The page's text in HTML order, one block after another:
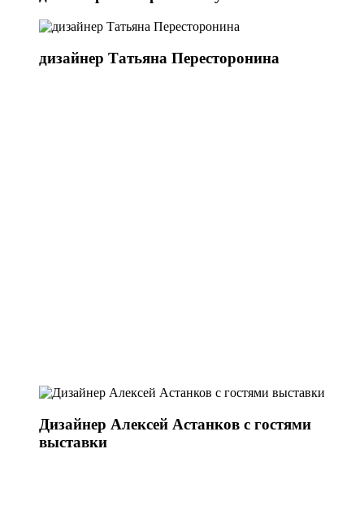
дизайнер Татьяна Пересторонина
Дизайнер Алексей Астанков с гостями
выставки